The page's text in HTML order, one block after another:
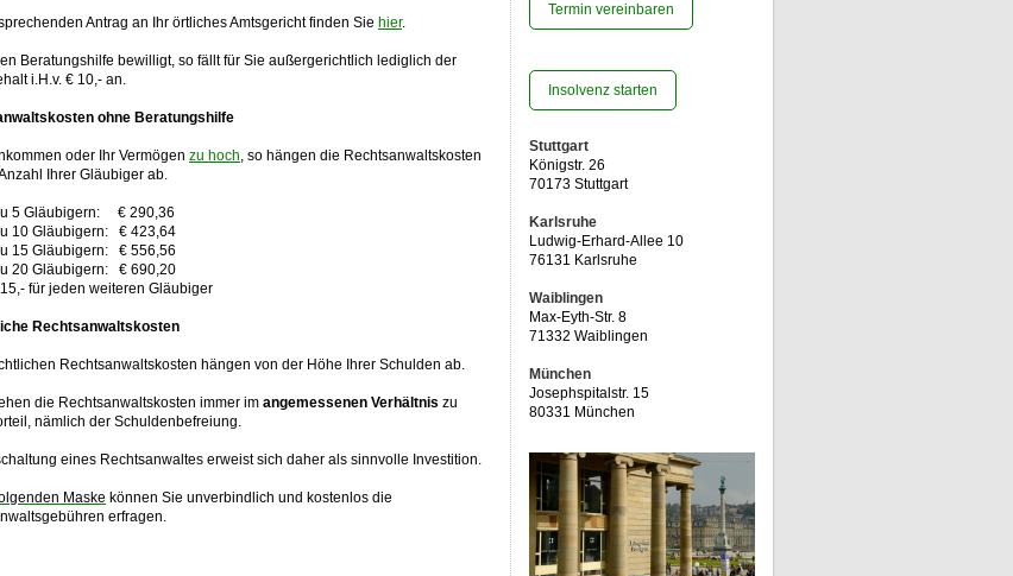
Antrag an Ihr örtliches Amtsgericht finden Sie hier.
Beratungshilfe bewilligt, so fällt für Sie außergerichtlich lediglich der
i.H.v. € 10,- an.
ohne Beratungshilfe
oder Ihr Vermögen zu hoch, so hängen die Rechtsanwaltskosten
Ihrer Gläubiger ab.
5 Gläubigern: € 290,36
10 Gläubigern: € 423,64
15 Gläubigern: € 556,56
20 Gläubigern: € 690,20
für jeden weiteren Gläubiger
Rechtsanwaltskosten
Rechtsanwaltskosten hängen von der Höhe Ihrer Schulden ab.
die Rechtsanwaltskosten immer im angemessenen Verhältnis zu
nämlich der Schuldenbefreiung.
eines Rechtsanwaltes erweist sich daher als sinnvolle Investition.
Maske können Sie unverbindlich und kostenlos die
erfragen.
Termin vereinbaren
Insolvenz starten
Stuttgart
Königstr. 26
70173 Stuttgart
Karlsruhe
Ludwig-Erhard-Allee 10
76131 Karlsruhe
Waiblingen
Max-Eyth-Str. 8
71332 Waiblingen
München
Josephspitalstr. 15
80331 München